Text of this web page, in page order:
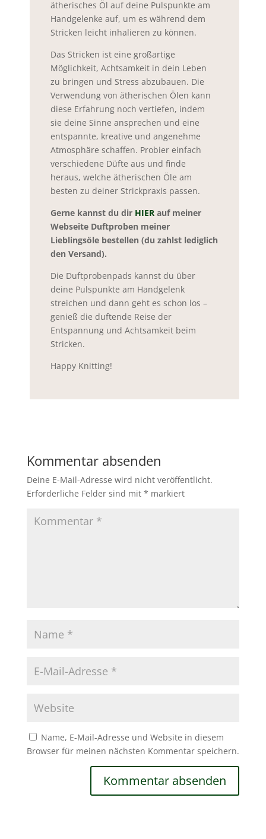
ätherisches Öl auf deine Pulspunkte am
Handgelenke auf, um es während dem
Stricken leicht inhalieren zu können.
Das Stricken ist eine großartige
Möglichkeit, Achtsamkeit in dein Leben
zu bringen und Stress abzubauen. Die
Verwendung von ätherischen Ölen kann
diese Erfahrung noch vertiefen, indem
sie deine Sinne ansprechen und eine
entspannte, kreative und angenehme
Atmosphäre schaffen. Probier einfach
verschiedene Düfte aus und finde
heraus, welche ätherischen Öle am
besten zu deiner Strickpraxis passen.
Gerne kannst du dir HIER auf meiner
Webseite Duftproben meiner
Lieblingsöle bestellen (du zahlst lediglich
den Versand).
Die Duftprobenpads kannst du über
deine Pulspunkte am Handgelenk
streichen und dann geht es schon los –
genieß die duftende Reise der
Entspannung und Achtsamkeit beim
Stricken.
Happy Knitting!
Kommentar absenden
Deine E-Mail-Adresse wird nicht veröffentlicht.
Erforderliche Felder sind mit * markiert
Name, E-Mail-Adresse und Website in diesem
Browser für meinen nächsten Kommentar speichern.